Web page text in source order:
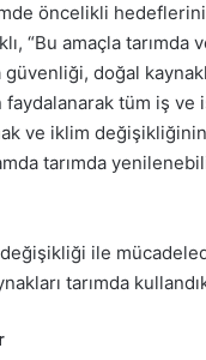
öncelikli
“Bu amaçla
güvenliği, doğal
tüm iş ve
ve iklim
tarımda
değişikliği ile
tarımda